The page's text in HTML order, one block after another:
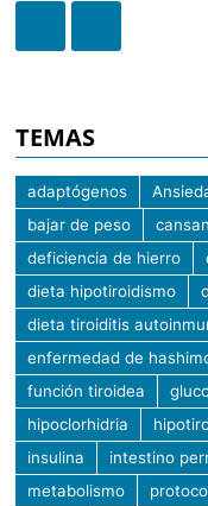
TEMAS
adaptógenos
bajar de peso
deficiencia de hierro
dieta hipotiroidismo
dieta tiroiditis
enfermedad de
función tiroidea
hipoclorhidria
insulina
intestino
metabolismo